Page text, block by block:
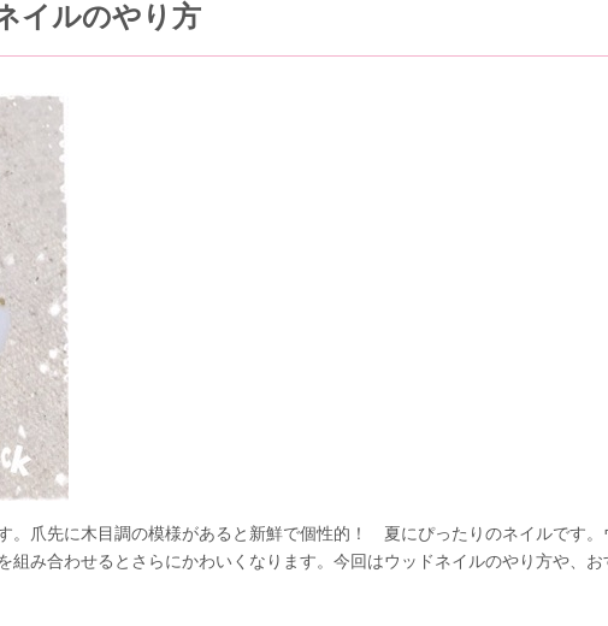
イルのやり方
。爪先に木目調の模様があると新鮮で個性的！ 夏にぴったりのネイルです。
み合わせるとさらにかわいくなります。今回はウッドネイルのやり方や、お